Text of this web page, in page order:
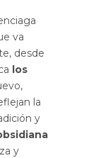
va
desde
los
la
y
y